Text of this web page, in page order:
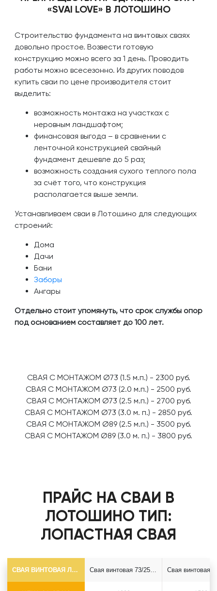
«SVAI LOVE» В ЛОТОШИНО
Строительство фундамента на винтовых сваях
довольно простое. Возвести готовую
конструкцию можно всего за 1 день. Проводить
работы можно всесезонно. Из других поводов
купить сваи по цене производителя стоит
выделить:
возможность монтажа на участках с
неровным ландшафтом;
финансовая выгода – в сравнении с
ленточной конструкцией свайный
фундамент дешевле до 5 раз;
возможность создания сухого теплого пола
за счёт того, что конструкция
располагается выше земли.
Устанавливаем сваи в Лотошино для следующих
строений:
Дома
Дачи
Бани
Заборы
Ангары
Отдельно стоит упомянуть, что срок службы опор
под основанием составляет до 100 лет.
CBAЯ C МOHTAЖОМ Ø73 (1.5 м.п.) - 2300 pуб.
CBAЯ C МOHTAЖОМ Ø73 (2.0 м.п.) - 2500 pуб.
CBAЯ C МOHTAЖОМ Ø73 (2.5 м.п.) - 2700 pуб.
CВАЯ C МОНТAЖОМ Ø73 (3.0 м. п.) - 2850 руб.
CВАЯ С MОHТАЖОМ Ø89 (2.5 м.п.) - 3500 руб.
СВАЯ С МОНТАЖОМ Ø89 (3.0 м. п.) - 3800 руб.
ПРАЙС НА СВАИ В
ЛОТОШИНО ТИП:
ЛОПАСТНАЯ СВАЯ
СВАЯ ВИНТОВАЯ ЛОПАСТНАЯ Ф73*5.5 Свая винтовая 73/250*2500